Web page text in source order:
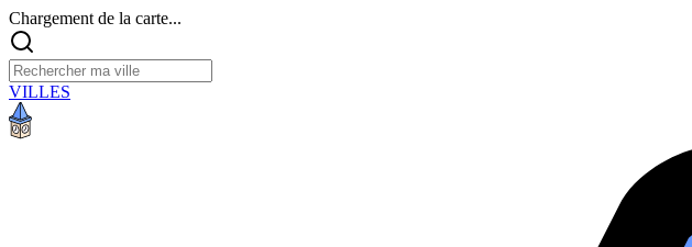
Chargement de la carte...
VILLES